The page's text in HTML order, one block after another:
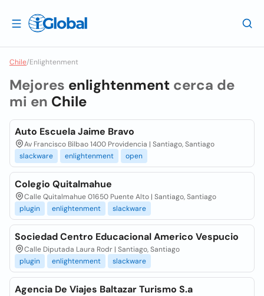
Chile/Enlightenment
Mejores enlightenment cerca de
mi en Chile
Auto Escuela Jaime Bravo
Av Francisco Bilbao 1400 Providencia | Santiago, Santiago
slackware
enlightenment open
Colegio Quitalmahue
Calle Quitalmahue 01650 Puente Alto | Santiago, Santiago
plugin
enlightenment slackware
Sociedad Centro Educacional Americo Vespucio
Calle Diputada Laura Rodr | Santiago, Santiago
plugin
enlightenment slackware
Agencia De Viajes Baltazar Turismo S.a